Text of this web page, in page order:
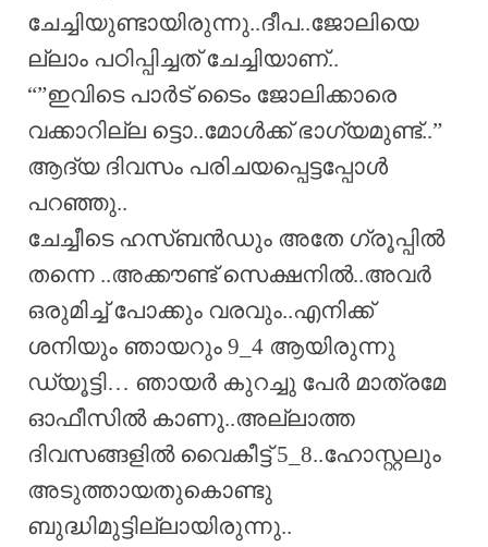
ചേച്ചിയുണ്ടായിരുന്നു..ദീപ..ജോലിയെ
ല്ലാം പഠിപ്പിച്ചത് ചേച്ചിയാണ്..
“”ഇവിടെ പാർട് ടൈം ജോലിക്കാരെ
വക്കാറില്ല ട്ടൊ..മോൾക്ക്‌ ഭാഗ്യമുണ്ട്..”
ആദ്യ ദിവസം പരിചയപ്പെട്ടപ്പോൾ
പറഞ്ഞു..
ചേച്ചീടെ ഹസ്ബൻഡും അതേ ഗ്രൂപ്പിൽ
തന്നെ ..അക്കൗണ്ട് സെക്ഷനിൽ..അവർ
ഒരുമിച്ച് പോക്കും വരവും..എനിക്ക്
ശനിയും ഞായറും 9_4 ആയിരുന്നു
ഡ്യൂട്ടി… ഞായർ കുറച്ചു പേർ മാത്രമേ
ഓഫീസിൽ കാണു..അല്ലാത്ത
ദിവസങ്ങളിൽ വൈകീട്ട് 5_8..ഹോസ്റ്റലും
അടുത്തായതുകൊണ്ടു
ബുദ്ധിമുട്ടില്ലായിരുന്നു..